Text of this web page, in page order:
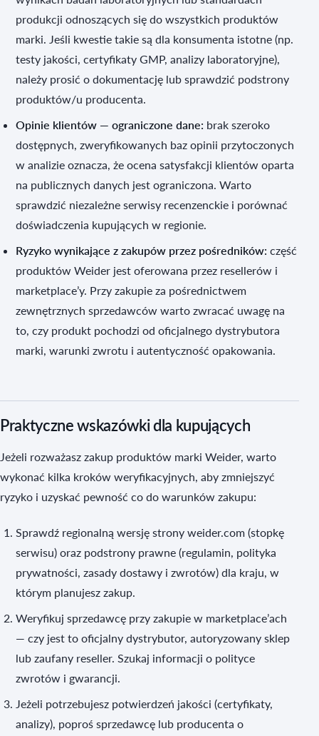
produkcji odnoszących się do wszystkich produktów
marki. Jeśli kwestie takie są dla konsumenta istotne (np.
testy jakości, certyfikaty GMP, analizy laboratoryjne),
należy prosić o dokumentację lub sprawdzić podstrony
produktów/u producenta.
Opinie klientów — ograniczone dane: brak szeroko
dostępnych, zweryfikowanych baz opinii przytoczonych
w analizie oznacza, że ocena satysfakcji klientów oparta
na publicznych danych jest ograniczona. Warto
sprawdzić niezależne serwisy recenzenckie i porównać
doświadczenia kupujących w regionie.
Ryzyko wynikające z zakupów przez pośredników: część
produktów Weider jest oferowana przez resellerów i
marketplace’y. Przy zakupie za pośrednictwem
zewnętrznych sprzedawców warto zwracać uwagę na
to, czy produkt pochodzi od oficjalnego dystrybutora
marki, warunki zwrotu i autentyczność opakowania.
Praktyczne wskazówki dla kupujących
Jeżeli rozważasz zakup produktów marki Weider, warto
wykonać kilka kroków weryfikacyjnych, aby zmniejszyć
ryzyko i uzyskać pewność co do warunków zakupu:
Sprawdź regionalną wersję strony weider.com (stopkę
serwisu) oraz podstrony prawne (regulamin, polityka
prywatności, zasady dostawy i zwrotów) dla kraju, w
którym planujesz zakup.
Weryfikuj sprzedawcę przy zakupie w marketplace’ach
— czy jest to oficjalny dystrybutor, autoryzowany sklep
lub zaufany reseller. Szukaj informacji o polityce
zwrotów i gwarancji.
Jeżeli potrzebujesz potwierdzeń jakości (certyfikaty,
analizy), poproś sprzedawcę lub producenta o